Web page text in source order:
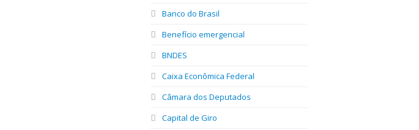
Banco do Brasil
Benefício emergencial
BNDES
Caixa Econômica Federal
Câmara dos Deputados
Capital de Giro